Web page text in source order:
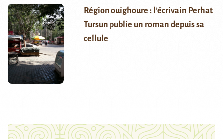
Région ouïghoure : l’écrivain Perhat
Tursun publie un roman depuis sa
cellule